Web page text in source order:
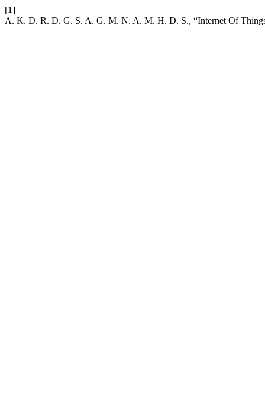
[1]
A. K. D. R. D. G. S. A. G. M. N. A. M. H. D. S., “Internet Of